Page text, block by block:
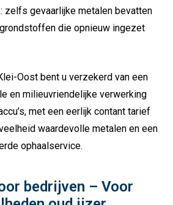
zelfs gevaarlijke metalen bevatten
die opnieuw ingezet
Oost bent u verzekerd van een
en milieuvriendelijke verwerking
met een eerlijk contant tarief
waardevolle metalen en een
ophaalservice.
bedrijven – Voor